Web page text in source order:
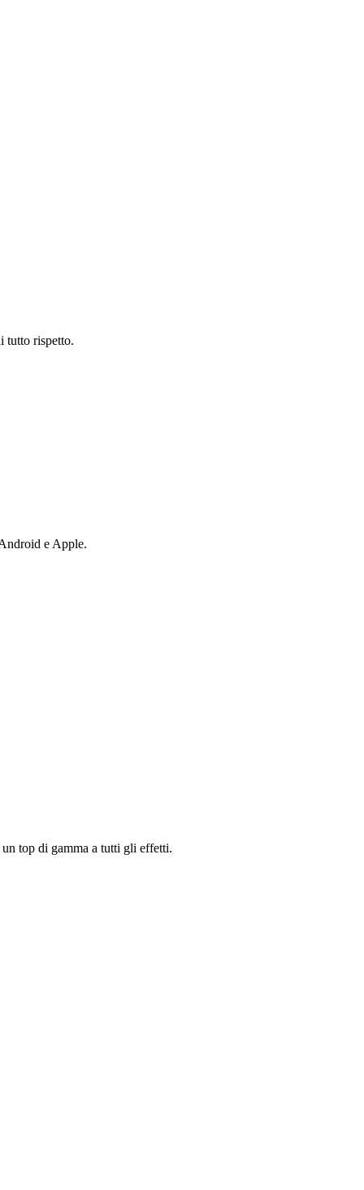
tutto rispetto.
e Apple.
un top di gamma a tutti gli effetti.